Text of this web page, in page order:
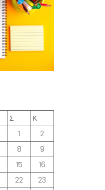
Σ
Κ
1
2
8
9
15
16
22
23